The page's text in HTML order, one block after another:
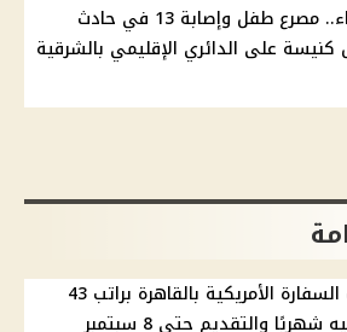
بالأسماء.. مصرع طفل وإصابة 13 في حادث
كنيسة على الدائري الإقليمي بالشرقية
وظائف السفارة الأمريكية بالقاهرة براتب 43
والتقديم حتى 8 سبتمبر